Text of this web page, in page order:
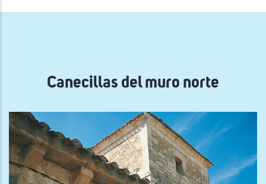
ayuda
Canecillas del muro norte